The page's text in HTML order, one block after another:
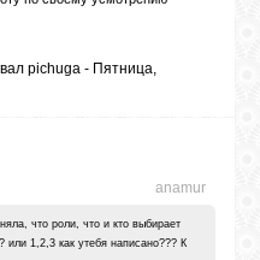
pichuga - Пятница,
anamur
что роли, что и кто выбирает
или 1,2,3 как утебя написано??? К